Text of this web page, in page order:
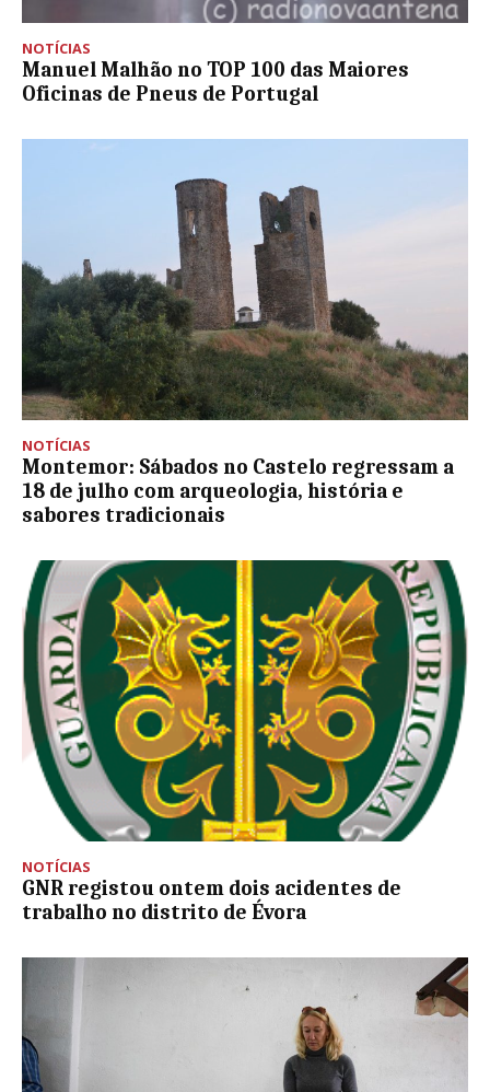
NOTÍCIAS
Manuel Malhão no TOP 100 das Maiores
Oficinas de Pneus de Portugal
NOTÍCIAS
Montemor: Sábados no Castelo regressam a
18 de julho com arqueologia, história e
sabores tradicionais
NOTÍCIAS
GNR registou ontem dois acidentes de
trabalho no distrito de Évora